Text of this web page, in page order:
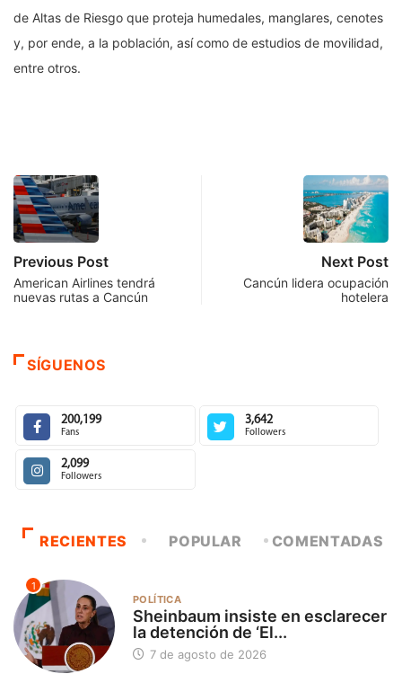
de Altas de Riesgo que proteja humedales, manglares, cenotes
y, por ende, a la población, así como de estudios de movilidad,
entre otros.
Previous Post
American Airlines tendrá
nuevas rutas a Cancún
Next Post
Cancún lidera ocupación
hotelera
SÍGUENOS
200,199
Fans
3,642
Followers
2,099
Followers
RECIENTES POPULAR COMENTADAS
1
POLÍTICA
Sheinbaum insiste en esclarecer
la detención de ‘El...
7 de agosto de 2026